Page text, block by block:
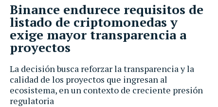
La decisión busca reforzar la transparencia y la
calidad de los proyectos que ingresan al
ecosistema, en un contexto de creciente presión
regulatoria
Binance endurece requisitos de
listado de criptomonedas y
exige mayor transparencia a
proyectos